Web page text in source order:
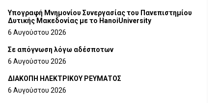
Υπογραφή Μνημονίου Συνεργασίας του Πανεπιστημίου
Δυτικής Μακεδονίας με το HanoiUniversity
6 Αυγούστου 2026
Σε απόγνωση λόγω αδέσποτων
6 Αυγούστου 2026
ΔΙΑΚΟΠΗ ΗΛΕΚΤΡΙΚΟΥ ΡΕΥΜΑΤΟΣ
6 Αυγούστου 2026